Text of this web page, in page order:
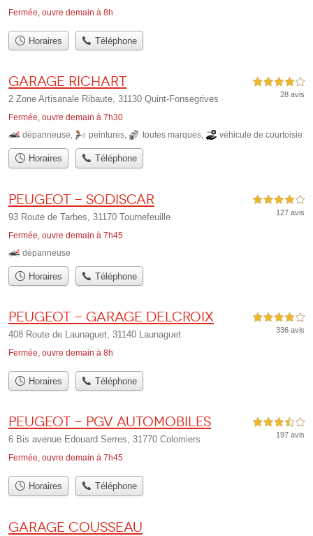
Fermée, ouvre demain à 8h
Horaires Téléphone
Garage Richart
2 Zone Artisanale Ribaute, 31130 Quint-Fonsegrives
Fermée, ouvre demain à 7h30
4,0 étoiles sur 5
28 avis
dépanneuse, peintures, toutes marques, véhicule de courtoisie
Horaires Téléphone
Peugeot - Sodiscar
93 Route de Tarbes, 31170 Tournefeuille
Fermée, ouvre demain à 7h45
4,0 étoiles sur 5
127 avis
dépanneuse
Horaires Téléphone
Peugeot - Garage Delcroix
408 Route de Launaguet, 31140 Launaguet
Fermée, ouvre demain à 8h
4,0 étoiles sur 5
336 avis
Horaires Téléphone
Peugeot - PGV Automobiles
6 Bis avenue Edouard Serres, 31770 Colomiers
Fermée, ouvre demain à 7h45
3,5 étoiles sur 5
197 avis
Horaires Téléphone
Garage Cousseau